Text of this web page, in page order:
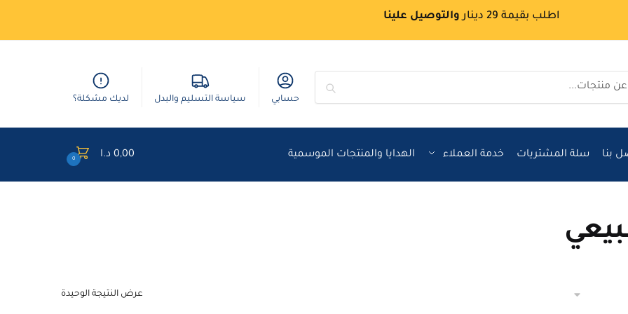
اطلب بقيمة 29 دينار والتوصيل علينا
حسابي سياسة التسليم والبدل لديك مشكلة؟
بنا سلة المشتريات خدمة العملاء الهدايا والمنتجات الموسمية 0,00 د.ا 0
عرض النتيجة الوحيدة